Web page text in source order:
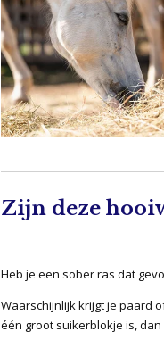
Zijn deze
Heb je een sober ras dat
Waarschijnlijk krijgt je paard
één groot suikerblokje is,